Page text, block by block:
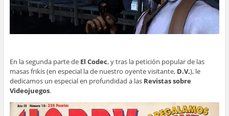
En la segunda parte de El Codec, y tras la petición popular de las
masas frikis (en especial la de nuestro oyente visitante, D.V.), le
dedicamos un especial en profundidad a las Revistas sobre
Videojuegos.